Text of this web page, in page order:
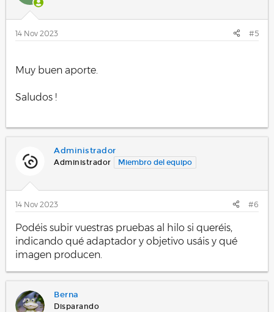
14 Nov 2023 #5
Muy buen aporte.
Saludos !
Administrador
Administrador Miembro del equipo
14 Nov 2023 #6
Podéis subir vuestras pruebas al hilo si queréis,
indicando qué adaptador y objetivo usáis y qué
imagen producen.
Berna
Disparando